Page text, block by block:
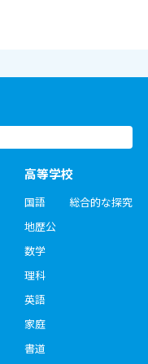
高等学校
国語
地歴公
数学
理科
英語
家庭
書道
総合的な探究